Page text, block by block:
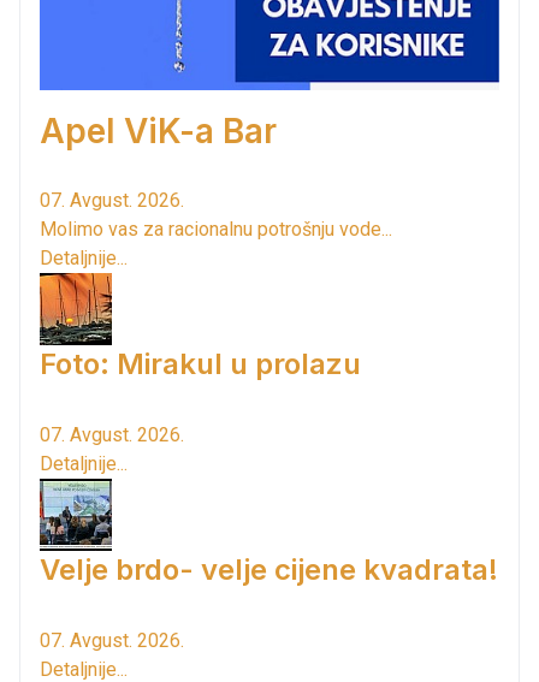
Apel ViK-a Bar
07. Avgust. 2026.
Molimo vas za racionalnu potrošnju vode...
Detaljnije...
Foto: Mirakul u prolazu
07. Avgust. 2026.
Detaljnije...
Velje brdo- velje cijene kvadrata!
07. Avgust. 2026.
Detaljnije...